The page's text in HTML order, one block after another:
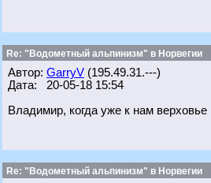
Re: "Водометный альпинизм" в Норвегии
Автор: GarryV (195.49.31.---)
Дата: 20-05-18 15:54
Владимир, когда уже к нам верховье
Re: "Водометный альпинизм" в Норвегии